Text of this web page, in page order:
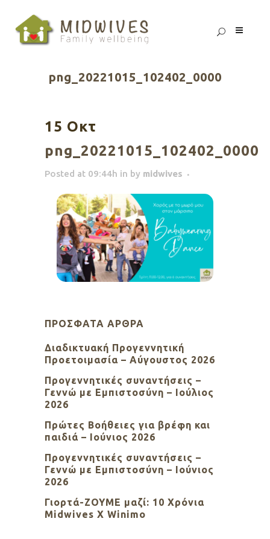
png_20221015_102402_0000
15 Οκτ
png_20221015_102402_0000
Posted at 09:44h in by midwives
ΠΡΌΣΦΑΤΑ ΆΡΘΡΑ
Διαδικτυακή Προγεννητική
Προετοιμασία – Αύγουστος 2026
Προγεννητικές συναντήσεις –
Γεννώ με Εμπιστοσύνη – Ιούλιος
2026
Πρώτες Βοήθειες για βρέφη και
παιδιά – Ιούνιος 2026
Προγεννητικές συναντήσεις –
Γεννώ με Εμπιστοσύνη – Ιούνιος
2026
Γιορτά-ΖΟΥΜΕ μαζί: 10 Χρόνια
Midwives X Winimo